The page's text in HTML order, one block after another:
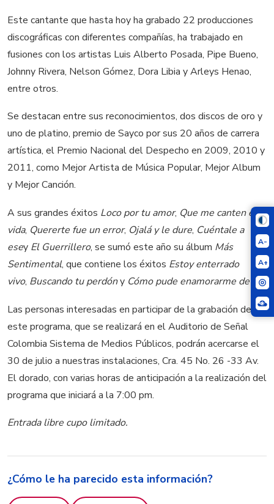
A-
A+
Este cantante que hasta hoy ha grabado 22 producciones
discográficas con diferentes compañías, ha trabajado en
fusiones con los artistas Luis Alberto Posada, Pipe Bueno,
Johnny Rivera, Nelson Gómez, Dora Libia y Arleys Henao,
entre otros.
Se destacan entre sus reconocimientos, dos discos de oro y
uno de platino, premio de Sayco por sus 20 años de carrera
artística, el Premio Nacional del Despecho en 2009, 2010 y
2011, como Mejor Artista de Música Popular, Mejor Album
y Mejor Canción.
A sus grandes éxitos Loco por tu amor, Que me canten en
vida, Quererte fue un error, Ojalá y le dure, Cuéntale a
esey El Guerrillero, se sumó este año su álbum Más
Sentimental, que contiene los éxitos Estoy enterrado
vivo, Buscando tu perdóny Cómo pude enamorarme de ti.
Las personas interesadas en participar de la grabación de
este programa, que se realizará en el Auditorio de Señal
Colombia Sistema de Medios Públicos, podrán acercarse el
30 de julio a nuestras instalaciones, Cra. 45 No. 26 -33 Av.
El dorado, con varias horas de anticipación a la realización del
programa que iniciará a la 7:00 pm.
Entrada libre cupo limitado.
¿Cómo le ha parecido esta información?